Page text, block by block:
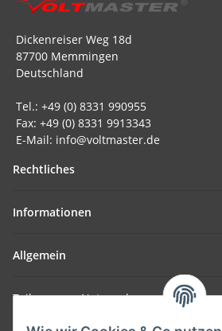
Dickenreiser Weg 18d
87700 Memmingen
Deutschland
Tel.: +49 (0) 8331 990955
Fax: +49 (0) 8331 9913343
E-Mail: info@voltmaster.de
Rechtliches
Informationen
Allgemein
Teil unseres Netzwerks: